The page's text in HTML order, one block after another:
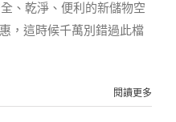
、乾淨、便利的新儲物空
，這時候千萬別錯過此檔
閱讀更多